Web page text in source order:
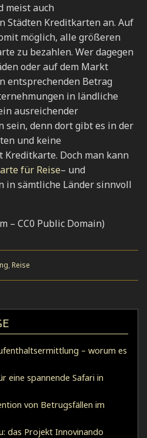
meist auch
Städten Kreditkarten an. Auf
möglich, alle größeren
zu bezahlen. Wer dagegen
oder auf dem Markt
entsprechenden Betrag
in ländliche
ausreichender
sein, denn dort gibt es in der
und keine
Doch man kann
für Reise– und
in sämtliche Länder sinnvoll
– CC0 Public Domain)
, Reise
– worum es
eine spannende Safari in
von Betrugsfällen im
das Projekt Innovinando